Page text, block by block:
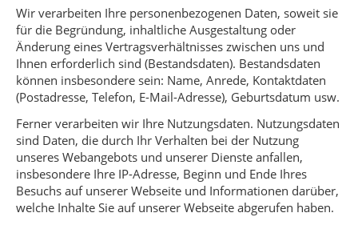
Wir verarbeiten Ihre personenbezogenen Daten, soweit sie
für die Begründung, inhaltliche Ausgestaltung oder
Änderung eines Vertragsverhältnisses zwischen uns und
Ihnen erforderlich sind (Bestandsdaten). Bestandsdaten
können insbesondere sein: Name, Anrede, Kontaktdaten
(Postadresse, Telefon, E-Mail-Adresse), Geburtsdatum usw.
Ferner verarbeiten wir Ihre Nutzungsdaten. Nutzungsdaten
sind Daten, die durch Ihr Verhalten bei der Nutzung
unseres Webangebots und unserer Dienste anfallen,
insbesondere Ihre IP-Adresse, Beginn und Ende Ihres
Besuchs auf unserer Webseite und Informationen darüber,
welche Inhalte Sie auf unserer Webseite abgerufen haben.